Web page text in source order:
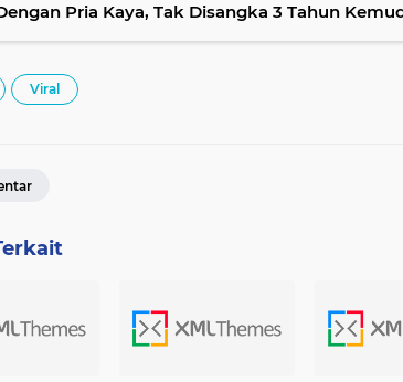
Pria Kaya, Tak Disangka 3 Tahun
Viral